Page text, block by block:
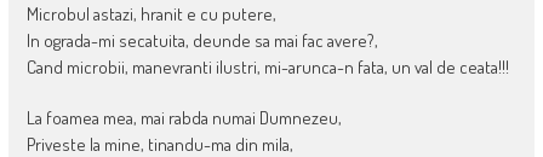
Microbul astazi, hranit e cu putere,
In ograda-mi secatuita, deunde sa mai fac avere?,
Cand microbii, manevranti ilustri, mi-arunca-n fata, un val de ceata!!!
La foamea mea, mai rabda numai Dumnezeu,
Priveste la mine, tinandu-ma din mila,